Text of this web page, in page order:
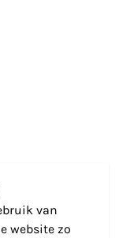
van
website zo